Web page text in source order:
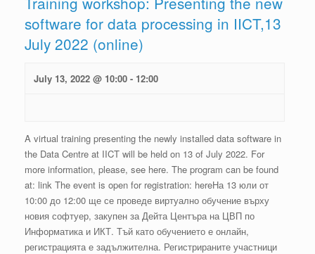
software for data processing in IICT,13
July 2022 (online)
July 13, 2022 @ 10:00 - 12:00
A virtual training presenting the newly installed data software in
the Data Centre at IICT will be held on 13 of July 2022. For
more information, please, see here. The prоgram can be found
at: link The event is open for registration: hereНа 13 юли от
10:00 до 12:00 ще се проведе виртуално обучение върху
новия софтуер, закупен за Дейта Центъра на ЦВП по
Информатика и ИКТ. Тъй като обучението е онлайн,
регистрацията е задължителна. Регистрираните участници